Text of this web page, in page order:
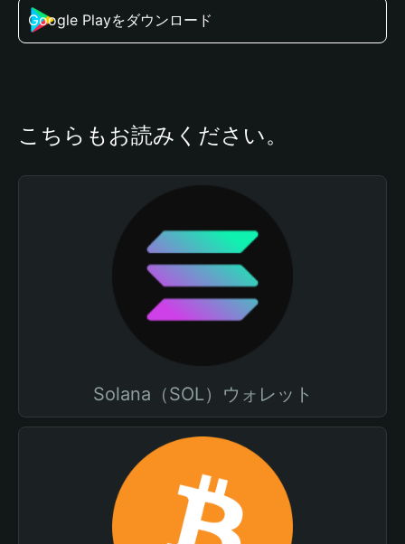
Google Playをダウンロード
こちらもお読みください。
Solana（SOL）ウォレット